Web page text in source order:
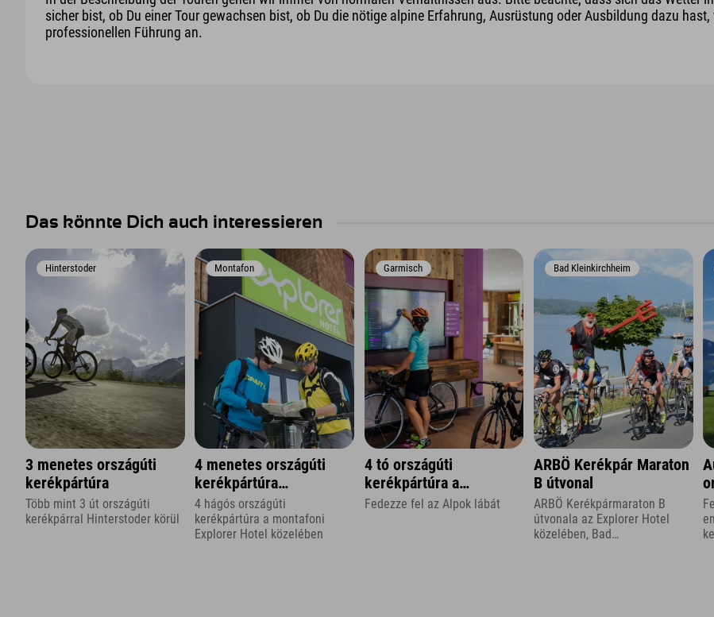
sicher bist, ob Du einer Tour gewachsen bist, ob Du die nötige alpine Erfahrung, Ausrüstung oder Ausbildung dazu
professionellen Führung an.
Das könnte Dich auch interessieren
Hinterstoder
3 menetes országúti
kerékpártúra
Több mint 3 út országúti
kerékpárral Hinterstoder körül
Montafon
4 menetes országúti
kerékpártúra
Vorarlbergben
4 hágós országúti
kerékpártúra a montafoni
Explorer Hotel közelében
Garmisch
4 tó országúti
kerékpártúra a
Zugspitze régióban
Fedezze fel az Alpok lábát
Bad Kleinkirchheim
ARBÖ Kerékpár Maraton
B útvonal
ARBÖ Kerékpármaraton B
útvonala az Explorer Hotel
közelében, Bad